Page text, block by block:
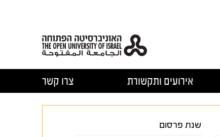
אירועים ותקשורת צרו קשר
שנת פרסום